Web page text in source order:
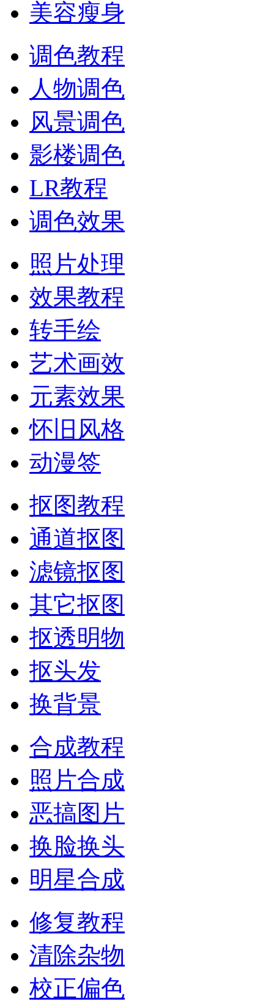
美容瘦身
调色教程
人物调色
风景调色
影楼调色
LR教程
调色效果
照片处理
效果教程
转手绘
艺术画效
元素效果
怀旧风格
动漫签
抠图教程
通道抠图
滤镜抠图
其它抠图
抠透明物
抠头发
换背景
合成教程
照片合成
恶搞图片
换脸换头
明星合成
修复教程
清除杂物
校正偏色